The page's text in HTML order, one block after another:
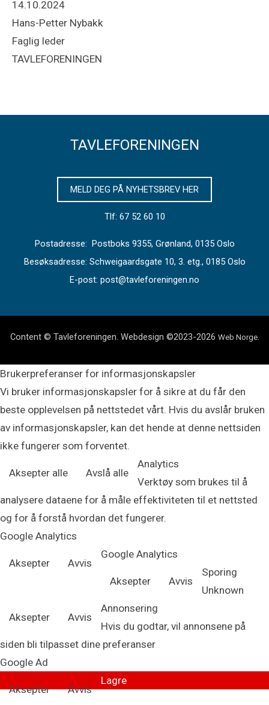
14.10.2024
Hans-Petter Nybakk
Faglig leder
TAVLEFORENINGEN
TAVLEFORENINGEN
MELD DEG PÅ NYHETSBREV HER
Tlf: 67 52 60 10
Postadresse: Postboks 9355, Grønland, 0135 Oslo
Besøksadresse: Schweigaardsgate 10, 3. etg., 0185 Oslo
E-post: post@tavleforeningen.no
Content © Tavleforeningen. Webdesign ©2023-2026 Web Norge.
Brukerpreferanser for informasjonskapsler
Vi bruker informasjonskapsler for å sikre at du får den
beste opplevelsen på nettstedet vårt. Hvis du avslår bruken
av informasjonskapsler, kan det hende at denne nettsiden
ikke fungerer som forventet.
Aksepter alle Avslå alle
Analytics
Verktøy som brukes til å
analysere dataene for å måle effektiviteten til et nettsted
og for å forstå hvordan det fungerer.
Google Analytics
Aksepter Avvis
Google Analytics
Aksepter Avvis
Sporing
Unknown
Aksepter Avvis
Annonsering
Hvis du godtar, vil annonsene på
siden bli tilpasset dine preferanser
Google Ad
Aksepter Avvis
Lagre